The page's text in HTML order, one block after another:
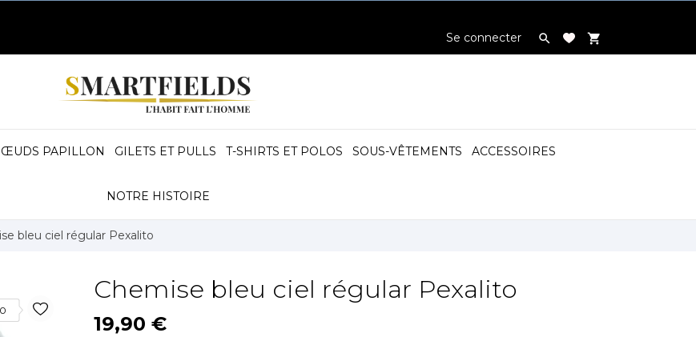
Se connecter  shopping_cart
PAPILLON GILETS ET PULLS T-SHIRTS ET POLOS SOUS-VÊTEMENTS ACCESSOIRES
NOTRE HISTOIRE
bleu ciel régular Pexalito
0
Chemise bleu ciel régular Pexalito
19,90 €